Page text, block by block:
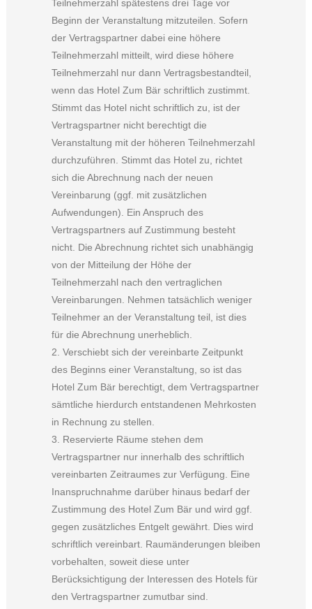
Teilnehmerzahl spätestens drei Tage vor
Beginn der Veranstaltung mitzuteilen. Sofern
der Vertragspartner dabei eine höhere
Teilnehmerzahl mitteilt, wird diese höhere
Teilnehmerzahl nur dann Vertragsbestandteil,
wenn das Hotel Zum Bär schriftlich zustimmt.
Stimmt das Hotel nicht schriftlich zu, ist der
Vertragspartner nicht berechtigt die
Veranstaltung mit der höheren Teilnehmerzahl
durchzuführen. Stimmt das Hotel zu, richtet
sich die Abrechnung nach der neuen
Vereinbarung (ggf. mit zusätzlichen
Aufwendungen). Ein Anspruch des
Vertragspartners auf Zustimmung besteht
nicht. Die Abrechnung richtet sich unabhängig
von der Mitteilung der Höhe der
Teilnehmerzahl nach den vertraglichen
Vereinbarungen. Nehmen tatsächlich weniger
Teilnehmer an der Veranstaltung teil, ist dies
für die Abrechnung unerheblich.
2. Verschiebt sich der vereinbarte Zeitpunkt
des Beginns einer Veranstaltung, so ist das
Hotel Zum Bär berechtigt, dem Vertragspartner
sämtliche hierdurch entstandenen Mehrkosten
in Rechnung zu stellen.
3. Reservierte Räume stehen dem
Vertragspartner nur innerhalb des schriftlich
vereinbarten Zeitraumes zur Verfügung. Eine
Inanspruchnahme darüber hinaus bedarf der
Zustimmung des Hotel Zum Bär und wird ggf.
gegen zusätzliches Entgelt gewährt. Dies wird
schriftlich vereinbart. Raumänderungen bleiben
vorbehalten, soweit diese unter
Berücksichtigung der Interessen des Hotels für
den Vertragspartner zumutbar sind.